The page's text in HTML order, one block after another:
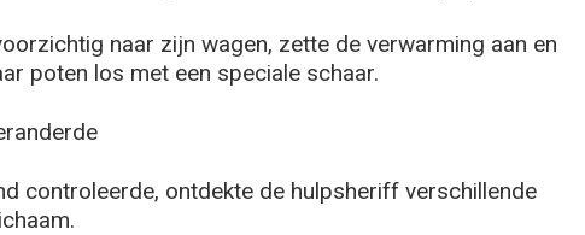
naar zijn wagen, zette de verwarming aan en
poten los met een speciale schaar.
controleerde, ontdekte de hulpsheriff verschillende